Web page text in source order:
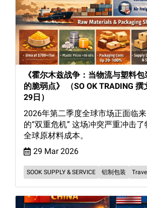
《霍尔木兹战争：当物流与塑料
的脆弱点》 （SO OK TRADING 撰
29日）
2026年第二季度全球市场正面临
的“双重危机” 这场冲突严重冲击
全球原材料成本。
29 Mar 2026
SOOK SUPPLY & SERVICE 铝制包装